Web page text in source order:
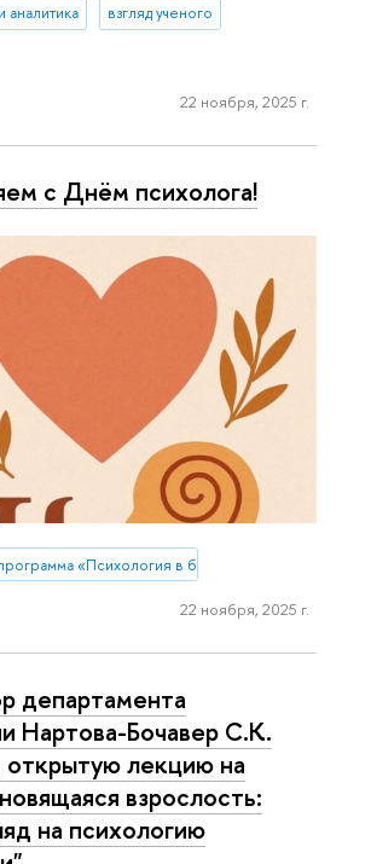
аналитика взгляд ученого
22 ноября, 2025 г.
с Днём психолога!
«Психология в бизнесе»
22 ноября, 2025 г.
департамента
Нартова-Бочавер С.К.
открытую лекцию на
взрослость:
на психологию